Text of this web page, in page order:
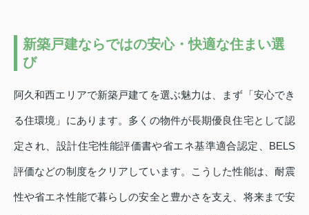
新築戸建ならではの安心・快適な住まい選
び
阿久和西エリアで新築戸建てを選ぶ魅力は、まず「安心でき
る住環境」にあります。多くの物件が長期優良住宅として認
定され、設計住宅性能評価書や省エネ基準適合認定、BELS
評価などの制度をクリアしています。こうした性能は、耐震
性や省エネ性能で暮らしの安全と豊かさを支え、将来まで安